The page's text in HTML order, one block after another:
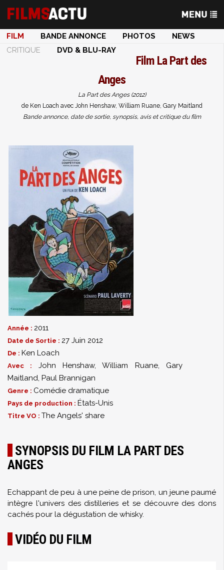
FILM BANDE ANNONCE PHOTOS
NEWS
CRITIQUE
DVD & BLU-RAY
Film La Part des
Anges
La Part des Anges (2012)
de Ken Loach avec John Henshaw, William Ruane, Gary Maitland
Bande annonce, date de sortie, synopsis, avis et critique du film
Année : 2011
Date de Sortie : 27 Juin 2012
De : Ken Loach
Avec : John Henshaw,William Ruane, Gary
Maitland, Paul Brannigan
Genre : Comédie dramatique
Pays de production : États-Unis
Titre VO : The Angels' share
SYNOPSIS DU FILM LA PART DES
ANGES
Echappant de peu à une peine de prison, un jeune paumé
intègre l'univers des distilleries et se découvre des dons
cachés pour la dégustation de whisky.
VIDÉO DU FILM